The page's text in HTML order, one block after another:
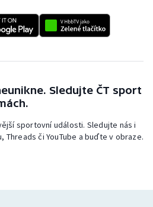
Sledujte ČT sport
sportovní události. Sledujte nás i
Threads či YouTube a buďte v obraze.